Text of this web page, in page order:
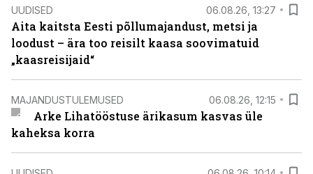
UUDISED 06.08.26, 13:27
Aita kaitsta Eesti põllumajandust, metsi ja
loodust – ära too reisilt kaasa soovimatuid
„kaasreisijaid“
MAJANDUSTULEMUSED 06.08.26, 12:15
Arke Lihatööstuse ärikasum kasvas üle
kaheksa korra